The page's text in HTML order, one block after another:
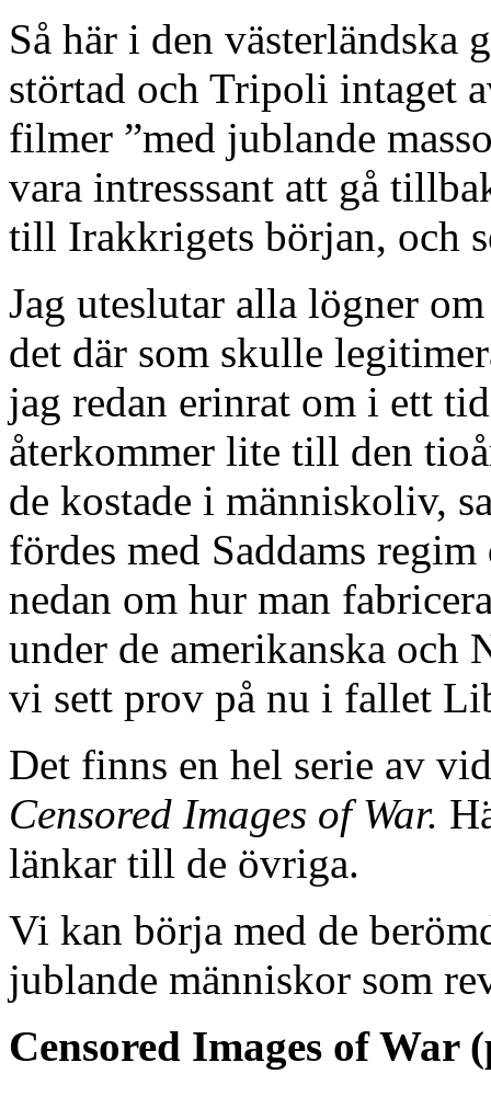
Så här i den västerländska
störtad och Tripoli intaget
filmer ”med jublande
vara intresssant att gå
till Irakkrigets början, och
Jag uteslutar alla lögner
det där som skulle
jag redan erinrat om i ett
återkommer lite till den
de kostade i människoliv,
fördes med Saddams
nedan om hur man
under de amerikanska och
vi sett prov på nu i fallet
Det finns en hel serie av
Censored Images of War.
länkar till de övriga.
Vi kan börja med de
jublande människor som
Censored Images of War